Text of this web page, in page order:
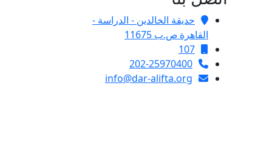
حديقة الخالدين - الدراسة -
القاهرة ص.ب 11675
107
202-25970400
info@dar-alifta.org